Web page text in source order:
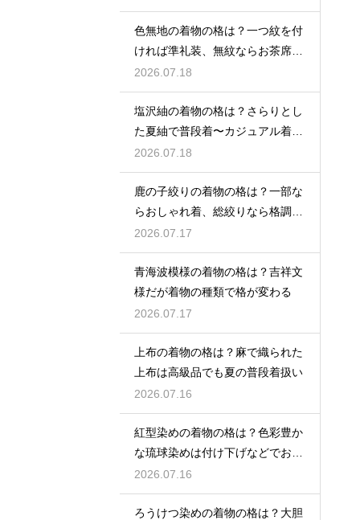
色無地の着物の格は？一つ紋を付
ければ準礼装、無紋ならお茶席向
きの格
2026.07.18
塩沢紬の着物の格は？さらりとし
た夏紬で普段着〜カジュアル着物
として活躍
2026.07.18
鹿の子絞りの着物の格は？一部な
らおしゃれ着、総絞りなら格調高
い晴れ着に
2026.07.17
青海波模様の着物の格は？吉祥文
様だが着物の種類で格が変わる
2026.07.17
上布の着物の格は？麻で織られた
上布は高級品でも夏の普段着扱い
2026.07.16
紅型染めの着物の格は？色彩豊か
な琉球染めは付け下げなどでおし
ゃれ着向き
2026.07.16
ろうけつ染めの着物の格は？大胆